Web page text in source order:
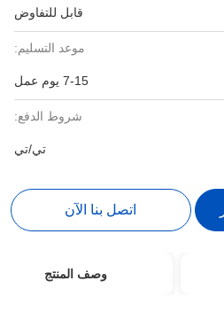
قابل للتفاوض
موعد التسليم:
7-15 يوم عمل
شروط الدفع:
تي/تي
اتصل بنا الآن
وصف المنتج